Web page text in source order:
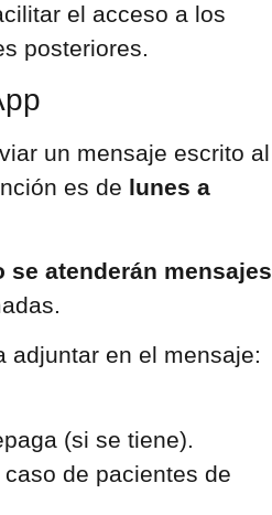
el acceso a los
posteriores.
un mensaje escrito al
es de lunes a
se atenderán mensajes
adjuntar en el mensaje:
(si se tiene).
de pacientes de